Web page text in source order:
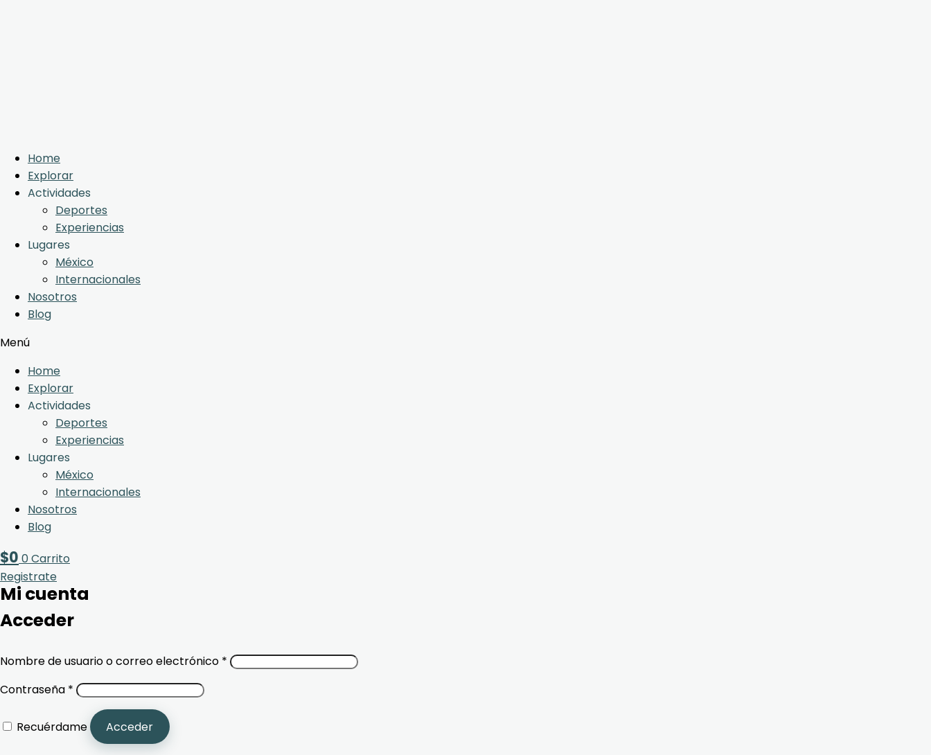
Home
Explorar
Actividades
Deportes
Experiencias
Lugares
México
Internacionales
Nosotros
Blog
Menú
Home
Explorar
Actividades
Deportes
Experiencias
Lugares
México
Internacionales
Nosotros
Blog
$0 0Carrito
Registrate
Mi cuenta
Acceder
Nombre de usuario o correo electrónico *
Contraseña *
Recuérdame Acceder